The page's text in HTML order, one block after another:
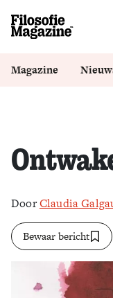
Magazine
DoorClaudia
Bewaar bericht